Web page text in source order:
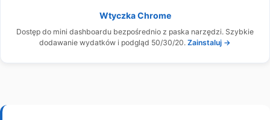
Wtyczka Chrome
Dostęp do mini dashboardu bezpośrednio z paska narzędzi. Szybkie
dodawanie wydatków i podgląd 50/30/20. Zainstaluj →